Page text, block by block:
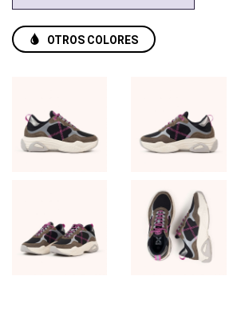
OTROS COLORES